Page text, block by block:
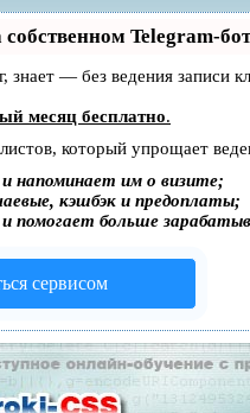
Telegram-
знает — без ведения
месяц бесплатно.
который упрощает
напоминает им о визите;
кэшбэк и предоплаты;
помогает больше
сервисом